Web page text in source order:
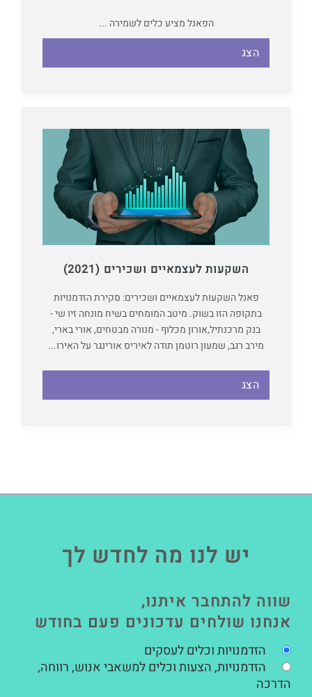
הפאנל מציע כלים לשמירה ...
הצג
השקעות לעצמאיים ושכירים (2021)
פאנל השקעות לעצמאיים ושכירים: סקירת הזדמנויות
בתקופה הזו בשוק. מיטב המומחים בשיח מונחה זיו שי -
בנק מרכנתיל,אורון מכלוף - מנורה מבטחים, אורי בארי,
מירב רגב, שמעון רוטמן תודה לאיריס אורינגר על האירו...
הצג
יש לנו מה לחדש לך
שווה להתחבר איתנו,
אנחנו שולחים עדכונים פעם בחודש
הזדמנויות וכלים לעסקים
הזדמנויות, הצעות וכלים למשאבי אנוש, רווחה,
הדרכה